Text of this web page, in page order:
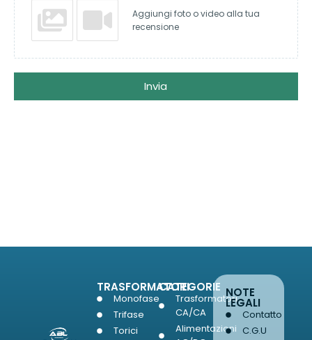
Aggiungi foto o video alla tua
recensione
Invia
TRASFORMATORI
Monofase
Trifase
Torici
CATEGORIE
Trasformatori
CA/CA
Alimentazioni
NOTE
LEGALI
Contatto
C.G.U